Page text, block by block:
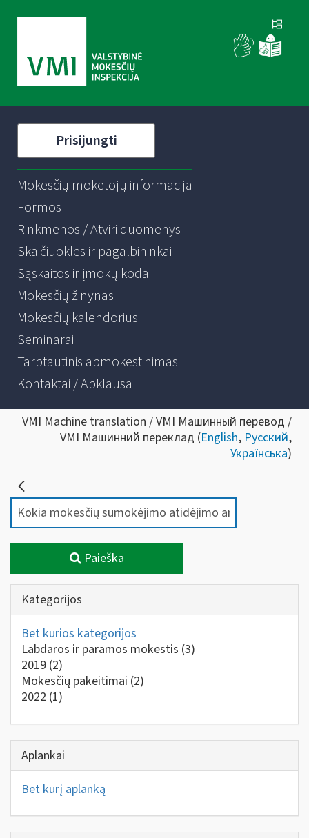
Prisijungti
Mokesčių mokėtojų informacija
Formos
Rinkmenos / Atviri duomenys
Skaičiuoklės ir pagalbininkai
Sąskaitos ir įmokų kodai
Mokesčių žinynas
Mokesčių kalendorius
Seminarai
Tarptautinis apmokestinimas
Kontaktai / Apklausa
VMI Machine translation / VMI Машинный перевод /
VMI Машинний переклад (English, Русский,
Українська)
Paieška
Kategorijos
Bet kurios kategorijos
Labdaros ir paramos mokestis (3)
2019 (2)
Mokesčių pakeitimai (2)
2022 (1)
Aplankai
Bet kurį aplanką